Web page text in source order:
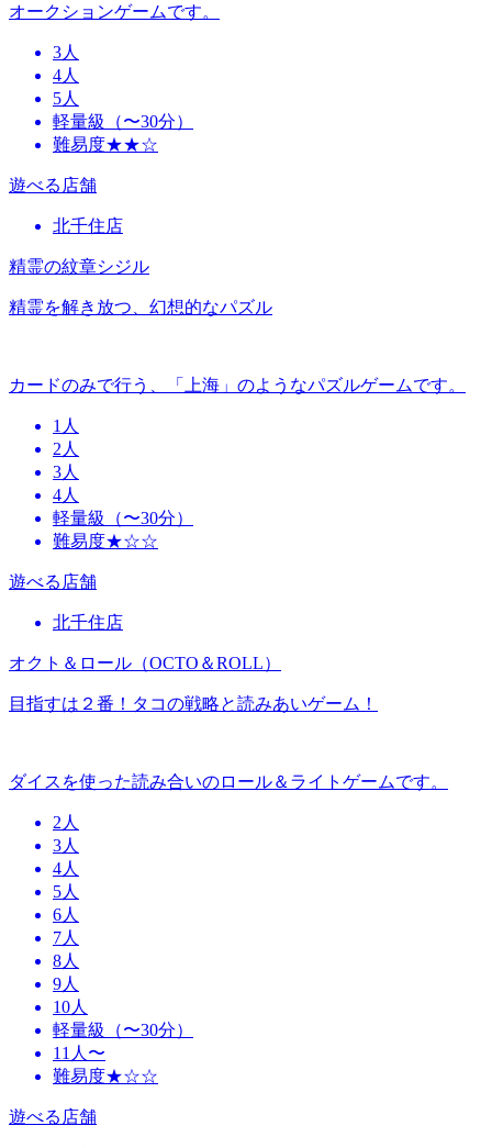
オークションゲームです。
3人
4人
5人
軽量級（〜30分）
難易度★★☆
遊べる店舗
北千住店
精霊の紋章シジル
精霊を解き放つ、幻想的なパズル
カードのみで行う、「上海」のようなパズルゲームです。
1人
2人
3人
4人
軽量級（〜30分）
難易度★☆☆
遊べる店舗
北千住店
オクト＆ロール（OCTO＆ROLL）
目指すは２番！タコの戦略と読みあいゲーム！
ダイスを使った読み合いのロール＆ライトゲームです。
2人
3人
4人
5人
6人
7人
8人
9人
10人
軽量級（〜30分）
11人〜
難易度★☆☆
遊べる店舗